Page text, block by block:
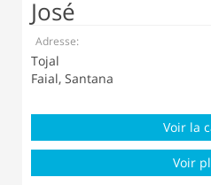
José
Adresse:
Tojal
Faial, Santana
Voir la
Voir